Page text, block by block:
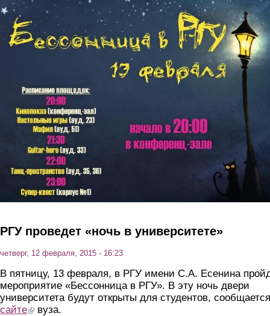
Перейти к основному содержанию
РГУ проведет «ночь в университете»
четверг, 12 февраля, 2015 - 16:23
В пятницу, 13 февраля, в РГУ имени С.А. Есенина
мероприятие «Бессонница в РГУ». В эту ночь двери
университета будут открыты для студентов,
сайте(link is external)
вуза.